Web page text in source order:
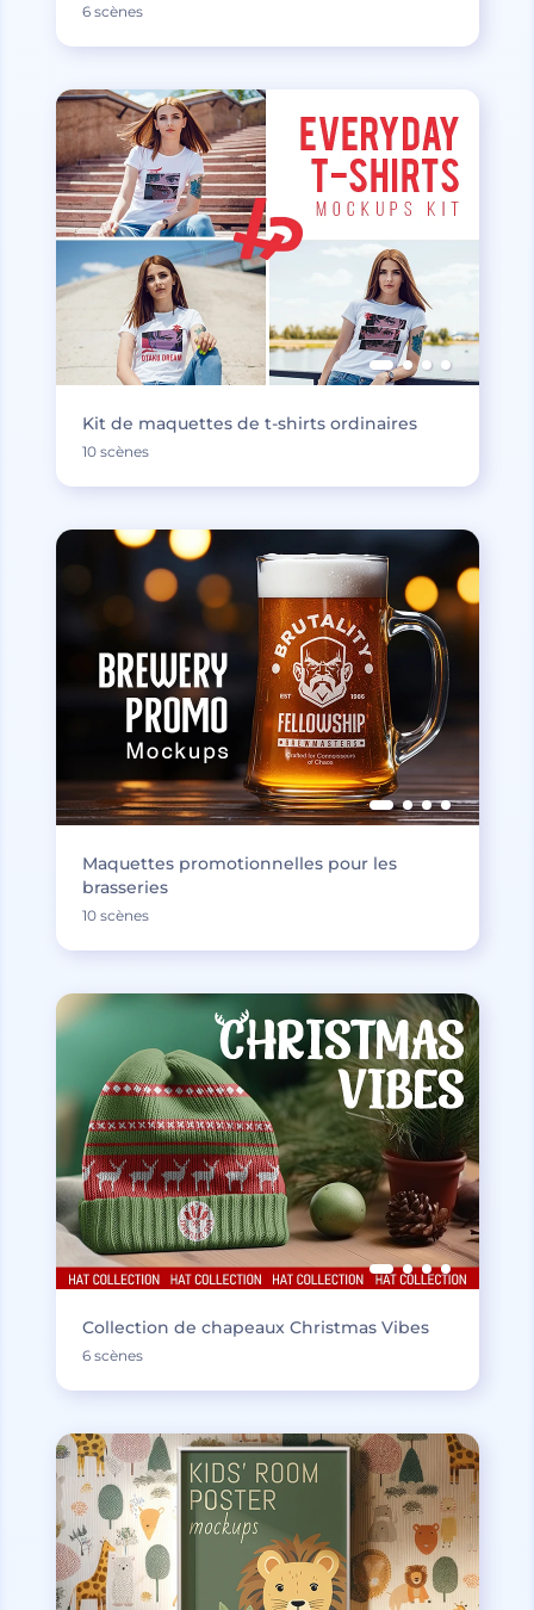
6 scènes
Kit de maquettes de t-shirts ordinaires
10 scènes
Maquettes promotionnelles pour les
brasseries
10 scènes
Collection de chapeaux Christmas Vibes
6 scènes